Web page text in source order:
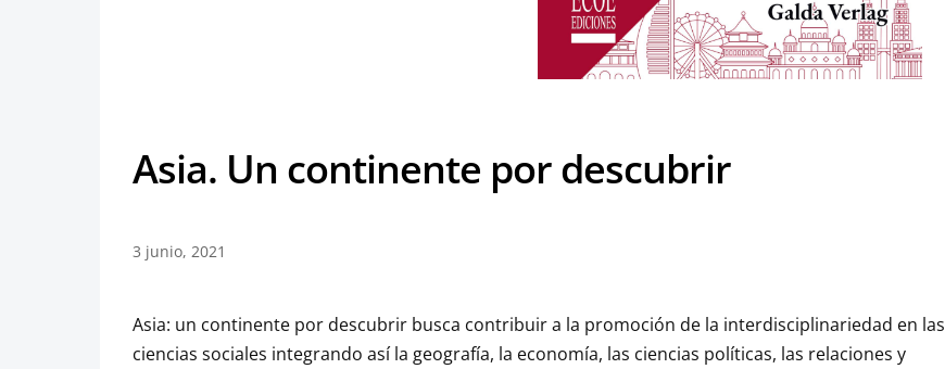
Asia. Un continente por descubrir
3 junio, 2021
Asia: un continente por descubrir busca contribuir a la promoción de la interdisciplinariedad en las
ciencias sociales integrando así la geografía, la economía, las ciencias políticas, las relaciones y